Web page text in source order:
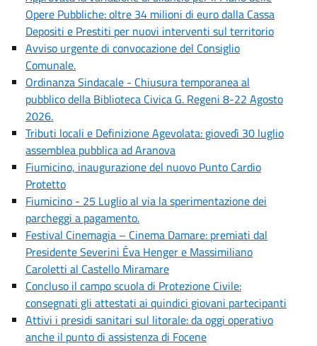
Opere Pubbliche: oltre 34 milioni di euro dalla Cassa
Depositi e Prestiti per nuovi interventi sul territorio
Avviso urgente di convocazione del Consiglio
Comunale.
Ordinanza Sindacale - Chiusura temporanea al
pubblico della Biblioteca Civica G. Regeni 8-22 Agosto
2026.
Tributi locali e Definizione Agevolata: giovedì 30 luglio
assemblea pubblica ad Aranova
Fiumicino, inaugurazione del nuovo Punto Cardio
Protetto
Fiumicino - 25 Luglio al via la sperimentazione dei
parcheggi a pagamento.
Festival Cinemagia – Cinema Damare: premiati dal
Presidente Severini Éva Henger e Massimiliano
Caroletti al Castello Miramare
Concluso il campo scuola di Protezione Civile:
consegnati gli attestati ai quindici giovani partecipanti
Attivi i presidi sanitari sul litorale: da oggi operativo
anche il punto di assistenza di Focene